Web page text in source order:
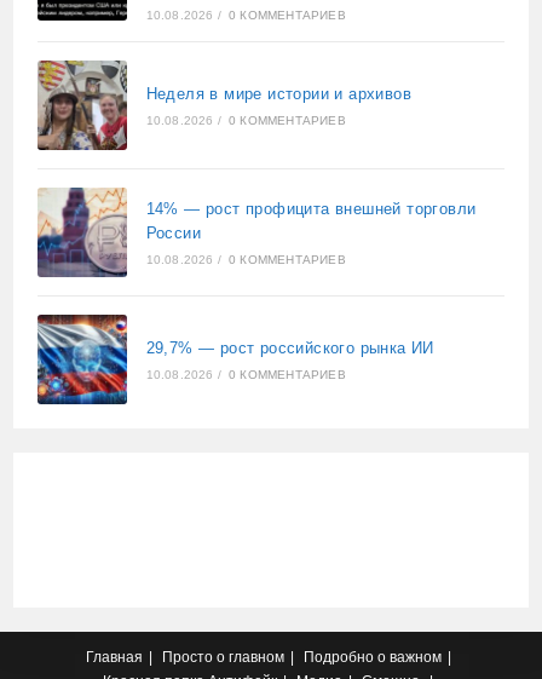
10.08.2026 / 0 КОММЕНТАРИЕВ
Неделя в мире истории и архивов
10.08.2026 / 0 КОММЕНТАРИЕВ
14% — рост профицита внешней торговли
России
10.08.2026 / 0 КОММЕНТАРИЕВ
29,7% — рост российского рынка ИИ
10.08.2026 / 0 КОММЕНТАРИЕВ
Главная Просто о главном
Подробно о важном